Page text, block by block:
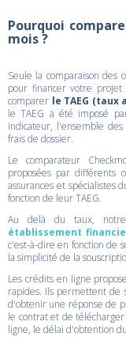
Pourquoi
mois ?
Seule la comparaison
pour financer votre
comparer le TAEG
le TAEG a été imposé
indicateur, l'ensemble
frais de dossier.
Le comparateur
proposées par différents
assurances et
fonction de leur TAEG.
Au delà du taux,
établissement
c'est-à-dire en fonction de
la simplicité de la
Les crédits en ligne
rapides. Ils permettent
d'obtenir une réponse de
le contrat et de
ligne, le délai d'obtention